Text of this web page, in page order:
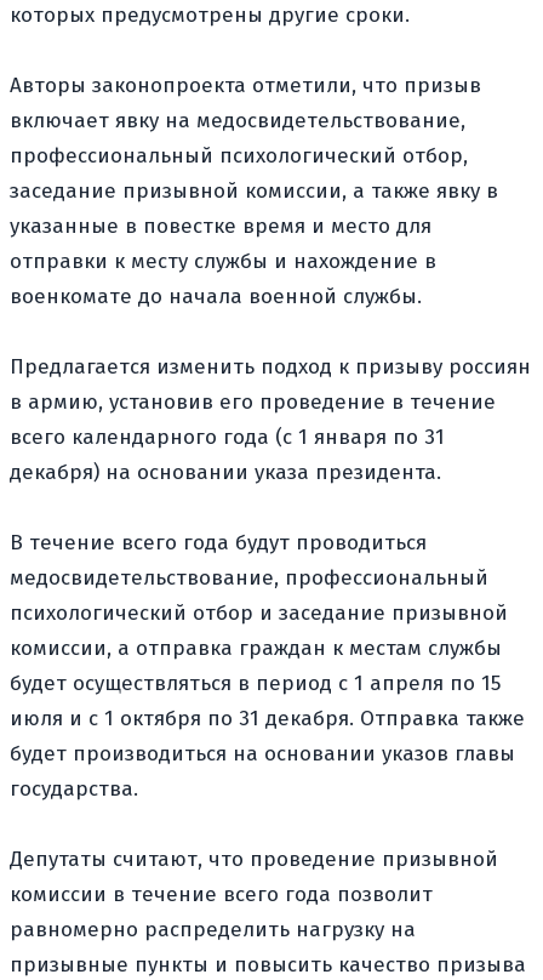
которых предусмотрены другие сроки.
Авторы законопроекта отметили, что призыв
включает явку на медосвидетельствование,
профессиональный психологический отбор,
заседание призывной комиссии, а также явку в
указанные в повестке время и место для
отправки к месту службы и нахождение в
военкомате до начала военной службы.
Предлагается изменить подход к призыву россиян
в армию, установив его проведение в течение
всего календарного года (с 1 января по 31
декабря) на основании указа президента.
В течение всего года будут проводиться
медосвидетельствование, профессиональный
психологический отбор и заседание призывной
комиссии, а отправка граждан к местам службы
будет осуществляться в период с 1 апреля по 15
июля и с 1 октября по 31 декабря. Отправка также
будет производиться на основании указов главы
государства.
Депутаты считают, что проведение призывной
комиссии в течение всего года позволит
равномерно распределить нагрузку на
призывные пункты и повысить качество призыва